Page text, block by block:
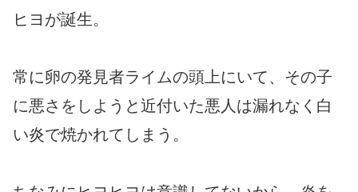
ヒヨが誕生。
常に卵の発見者ライムの頭上にいて、その子
に悪さをしようと近付いた悪人は漏れなく白
い炎で焼かれてしまう。